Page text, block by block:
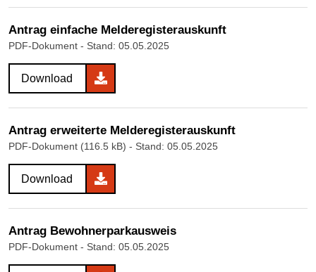
Antrag einfache Melderegisterauskunft
PDF-Dokument - Stand: 05.05.2025
Download
Antrag erweiterte Melderegisterauskunft
PDF-Dokument (116.5 kB) - Stand: 05.05.2025
Download
Antrag Bewohnerparkausweis
PDF-Dokument - Stand: 05.05.2025